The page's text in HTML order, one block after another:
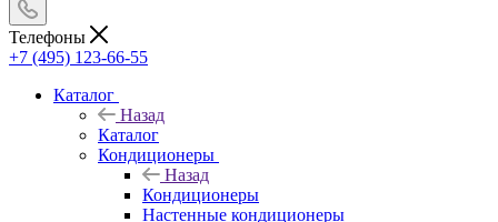
Телефоны
+7 (495) 123-66-55
Каталог
Назад
Каталог
Кондиционеры
Назад
Кондиционеры
Настенные кондиционеры